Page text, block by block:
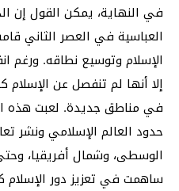
في النهاية، يمكن القول إن
العباسية في العصر الثاني
الإسلام وتوسيع نطاقه. ورغم
إلا أنها لم تنفصل عن الإسلام
في مناطق جديدة. لعبت هذه
حدود العالم الإسلامي ونشر
الوسطى، وشمال أفريقيا،
ساهمت في تعزيز دور الإسلام